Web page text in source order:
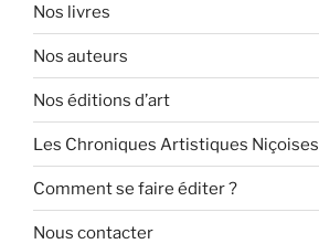
Nos livres
Nos auteurs
Nos éditions d’art
Les Chroniques Artistiques Niçoises
Comment se faire éditer ?
Nous contacter